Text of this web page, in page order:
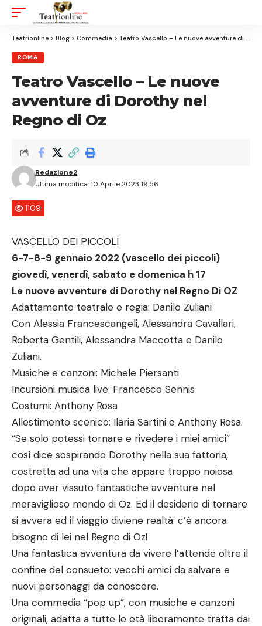
Resizer
Teatrionline > Blog > Commedia > Teatro Vascello – Le nuove avventure di Dorothy nel Regno di Oz
ROMA
Teatro Vascello – Le nuove
avventure di Dorothy nel
Regno di Oz
Ultima modifica: 10 Aprile 2023 19:56
Redazione2
1109
VASCELLO DEI PICCOLI
6-7-8-9 gennaio 2022 (vascello dei piccoli)
giovedì, venerdì, sabato e domenica h 17
Le nuove avventure di Dorothy nel Regno Di OZ
Adattamento teatrale e regia: Danilo Zuliani
Con Alessia Francescangeli, Alessandra Cavallari,
Roberta Gentili, Alessandra Maccotta e Danilo
Zuliani.
Musiche e canzoni: Michele Piersanti
Incursioni musica live: Francesco Sennis
Costumi: Anthony Rosa
Allestimento scenico: Ilaria Sartini e Anthony Rosa.
“Se solo potessi tornare e rivedere i miei amici”
così dice sospirando Dorothy nella sua fattoria,
costretta ad una vita che appare troppo noiosa
dopo aver vissuto fantastiche avventure nel
meraviglioso mondo di Oz. Ed il desiderio di tornare
si avvera ed il viaggio diviene realtà: c’è ancora
bisogno di lei nel Regno di Oz!
Una fantastica avventura da vivere l’attende oltre il
confine del consueto: vecchi amici da salvare e
nuovi personaggi da conoscere.
Una commedia “pop up”, con musiche e canzoni
originali, adatta a tutte le età liberamente tratta dai